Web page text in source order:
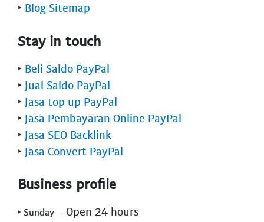
‣ Blog Sitemap
Stay in touch
‣ Beli Saldo PayPal
‣ Jual Saldo PayPal
‣ Jasa top up PayPal
‣ Jasa Pembayaran Online PayPal
‣ Jasa SEO Backlink
‣ Jasa Convert PayPal
Business profile
‣ Sunday - Open 24 hours